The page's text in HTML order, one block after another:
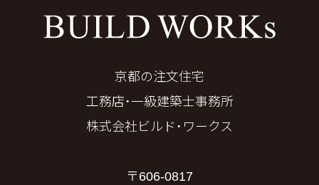
京都の注文住宅
工務店・一級建築士事務所
株式会社ビルド・ワークス
〒606-0817